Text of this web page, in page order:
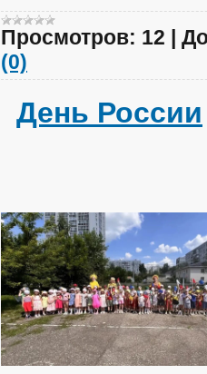
Просмотров: 12
(0)
День России